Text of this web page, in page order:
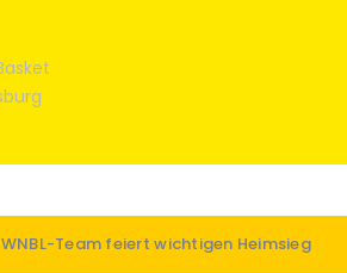
WNBL-Team feiert wichtigen Heimsieg